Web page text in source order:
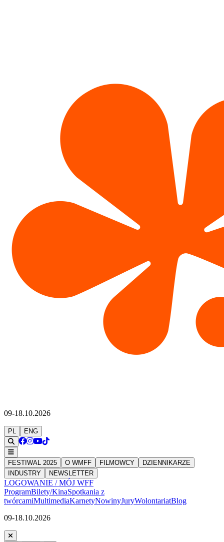
09-18.10.2026
PL ENG
FESTIWAL 2025 O WMFF FILMOWCY
DZIENNIKARZE
INDUSTRY
NEWSLETTER
LOGOWANIE / MÓJ WFF
ProgramBilety/KinaSpotkania z
twórcamiMultimediaKarnetyNowinyJuryWolontariatBlog
09-18.10.2026